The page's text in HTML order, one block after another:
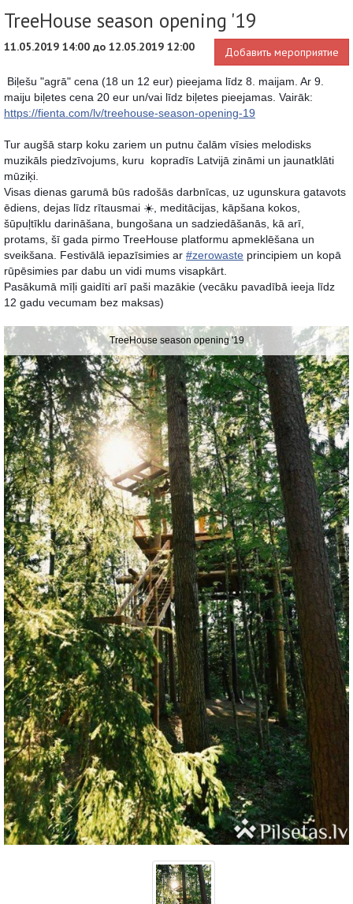
TreeHouse season opening '19
11.05.2019 14:00 до 12.05.2019 12:00 Добавить мероприятие
https://fienta.com/lv/treehouse-season-opening-19
Tur augšā starp koku zariem un putnu čalām vīsies melodisks
muzikāls piedzīvojums, kuru  kopradīs Latvijā zināmi un jaunatklāti
mūziķi.
Visas dienas garumā būs radošās darbnīcas, uz ugunskura gatavots
ēdiens, dejas līdz rītausmai ☀️, meditācijas, kāpšana kokos,
šūpuļtīklu darināšana, bungošana un sadziedāšanās, kā arī,
protams, šī gada pirmo TreeHouse platformu apmeklēšana un
sveikšana. Festivālā iepazīsimies ar #zerowaste principiem un kopā
rūpēsimies par dabu un vidi mums visapkārt.
Pasākumā mīļi gaidīti arī paši mazākie (vecāku pavadībā ieeja līdz
12 gadu vecumam bez maksas)
TreeHouse season opening '19